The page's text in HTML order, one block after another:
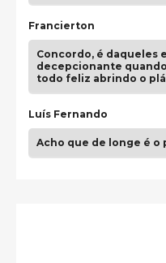
Francierton
Concordo, é daqueles
decepcionante
todo feliz abrindo o
Luís Fernando
Acho que de longe é o